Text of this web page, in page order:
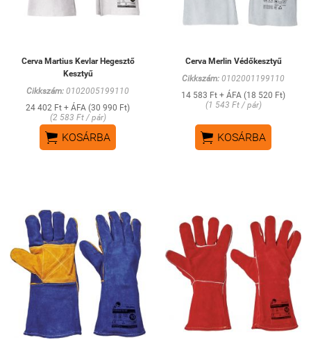
Cerva Martius Kevlar Hegesztő
Kesztyű
Cikkszám: 0102005199110
24 402 Ft + ÁFA (30 990 Ft)
(2 583 Ft / pár)
 KOSÁRBA
Cerva Merlin Védőkesztyű
Cikkszám: 0102001199110
14 583 Ft + ÁFA (18 520 Ft)
(1 543 Ft / pár)
 KOSÁRBA